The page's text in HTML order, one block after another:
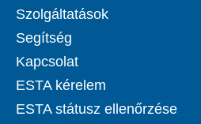
Szolgáltatások
Segítség
Kapcsolat
ESTA kérelem
ESTA státusz ellenőrzése